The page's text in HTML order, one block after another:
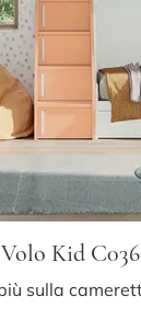
Volo Kid C036